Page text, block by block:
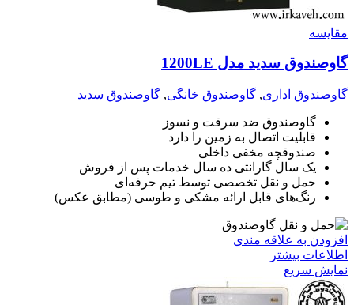
مقايسه
گاوصندوق سدید مدل 1200LE
گاوصندوق اداری, گاوصندوق خانگی, گاوصندوق سدید
گاوصندوق ضد سرقت و نسوز
قابلیت اتصال به زمین را دارد
صندوقچه مخفی داخلی
یک سال گارانتی ده سال خدمات پس از فروش
حمل و نقل تخصصی توسط تیم حرفه‌ای
رنگ‌های قابل ارائه مشکی و طوسی (مطابق عکس)
افزودن به علاقه مندی
اطلاعات بیشتر
نمایش سریع